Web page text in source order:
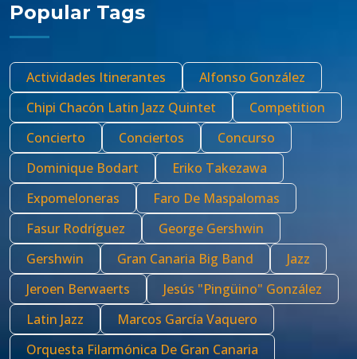
Popular Tags
Actividades Itinerantes
Alfonso González
Chipi Chacón Latin Jazz Quintet
Competition
Concierto
Conciertos
Concurso
Dominique Bodart
Eriko Takezawa
Expomeloneras
Faro De Maspalomas
Fasur Rodríguez
George Gershwin
Gershwin
Gran Canaria Big Band
Jazz
Jeroen Berwaerts
Jesús "Pingüino" González
Latin Jazz
Marcos García Vaquero
Orquesta Filarmónica De Gran Canaria